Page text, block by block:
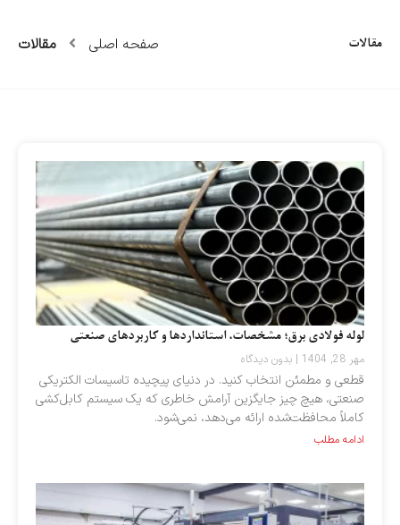
مقالات صفحه اصلی مقالات
لوله فولادی برق؛ مشخصات، استانداردها و کاربردهای صنعتی
مهر 28, 1404 بدون دیدگاه
قطعی و مطمئن انتخاب کنید. در دنیای پیچیده تاسیسات الکتریکی
صنعتی، هیچ چیز جایگزین آرامش خاطری که یک سیستم کابل‌کشی
کاملاً محافظت‌شده ارائه می‌دهد، نمی‌شود.
ادامه مطلب
Page
Page
Page
Page